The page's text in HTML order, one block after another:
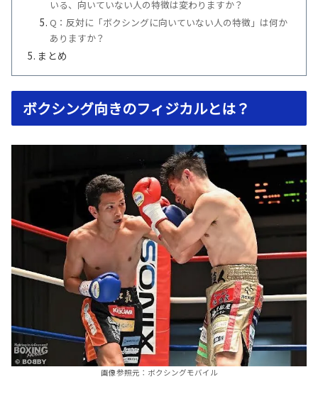
いる、向いていない人の特徴は変わりますか？
Q：反対に「ボクシングに向いていない人の特徴」は何か
ありますか？
まとめ
ボクシング向きのフィジカルとは？
画像参照元：ボクシングモバイル